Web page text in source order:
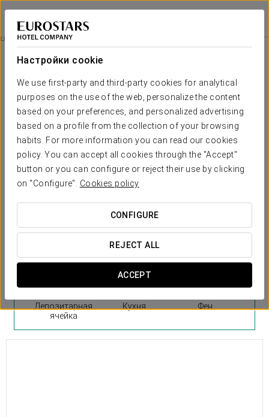
Настройки cookie
We use first-party and third-party cookies for analytical
purposes on the use of the web, personalize the content
based on your preferences, and personalized advertising
based on a profile from the collection of your browsing
habits. For more information you can read our cookies
policy. You can accept all cookies through the "Accept"
button or you can configure or reject their use by clicking
on "Configure". Cookies policy
CONFIGURE
REJECT ALL
ACCEPT
Tandem Solera
КАДИС - ХЕРЕС-ДЕ-ЛА-ФРОНТЕРА
Люксы
Необходимые вам комфорт и
отдых
К услугам гостей отеля Tandem Solera 20
просторных,
светлых и наполненных изысканными деталяминомеров
люкс. В помещениях, оформленных в винной тематике, есть все
необходимые услуги для приятного пребывания в Херес-де-ла-
Фронтера.
ОСНОВНЫЕ УСЛУГИ
Люксы
Депозитарная
ячейка
Кухня Фен